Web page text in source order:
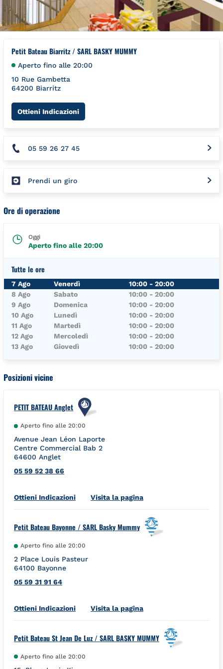
Petit Bateau Biarritz / SARL BASKY MUMMY
Aperto fino alle 20:00
10 Rue Gambetta
64200 Biarritz
Ottieni IndicazioniLink Opens in New Tab
05 59 26 27 45
Prendi un giro
Ore di operazione
Oggi
Aperto fino alle 20:00
Tutte le ore
Giorno della Settimana
7 Ago Venerdì 10:00 - 20:00
8 Ago
Sabato 10:00 - 20:00
9 Ago
Domenica 10:00 - 20:00
10 Ago
Lunedì 10:00 - 20:00
11 Ago
Martedì 10:00 - 20:00
12 Ago
Mercoledì 10:00 - 20:00
13 Ago
Giovedì 10:00 - 20:00
Posizioni vicine
PETIT BATEAU Anglet
Aperto fino alle 20:00
Avenue Jean Léon Laporte
Centre Commercial Bab 2
64600 Anglet
05 59 52 38 66
Ottieni IndicazioniLink Opens in New Tab
Visita la pagina
Petit Bateau Bayonne / SARL Basky Mummy
Aperto fino alle 20:00
2 Place Louis Pasteur
64100 Bayonne
05 59 31 91 64
Ottieni IndicazioniLink Opens in New Tab
Visita la pagina
Petit Bateau St Jean De Luz / SARL BASKY MUMMY
Aperto fino alle 20:00